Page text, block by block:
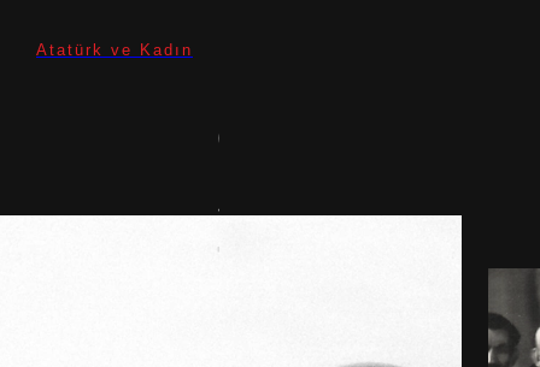
Atatürk ve Kadın
Gravür
Sanatçısı
Tarih